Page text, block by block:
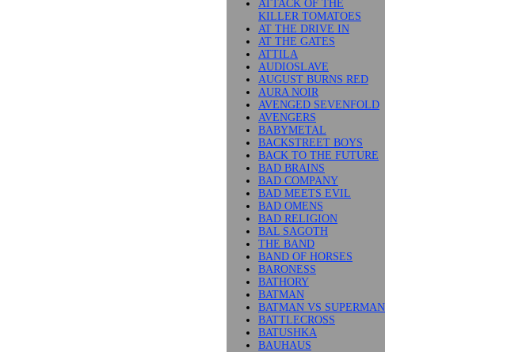
ATTACK OF THE
KILLER TOMATOES
AT THE DRIVE IN
AT THE GATES
ATTILA
AUDIOSLAVE
AUGUST BURNS RED
AURA NOIR
AVENGED SEVENFOLD
AVENGERS
BABYMETAL
BACKSTREET BOYS
BACK TO THE FUTURE
BAD BRAINS
BAD COMPANY
BAD MEETS EVIL
BAD OMENS
BAD RELIGION
BAL SAGOTH
THE BAND
BAND OF HORSES
BARONESS
BATHORY
BATMAN
BATMAN VS SUPERMAN
BATTLECROSS
BATUSHKA
BAUHAUS